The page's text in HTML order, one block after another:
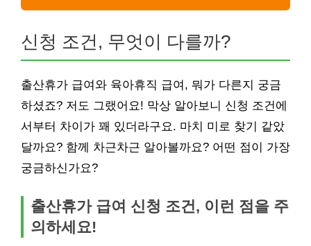
신청 조건, 무엇이 다를까?
출산휴가 급여와 육아휴직 급여, 뭐가 다른지 궁금
하셨죠? 저도 그랬어요! 막상 알아보니 신청 조건에
서부터 차이가 꽤 있더라구요. 마치 미로 찾기 같았
달까요? 함께 차근차근 알아볼까요? 어떤 점이 가장
궁금하신가요?
출산휴가 급여 신청 조건, 이런 점을 주
의하세요!